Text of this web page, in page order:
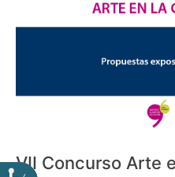
VII Concurso Arte